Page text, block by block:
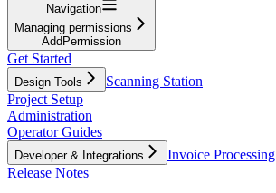
Navigation
Managing permissions
AddPermission
Get Started
Design Tools
Scanning Station
Project Setup
Administration
Operator Guides
Developer & Integrations
Invoice Processing
Release Notes